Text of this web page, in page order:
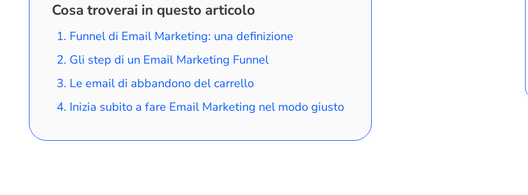
Cosa troverai in questo articolo
Funnel di Email Marketing: una definizione
Gli step di un Email Marketing Funnel
Le email di abbandono del carrello
Inizia subito a fare Email Marketing nel modo giusto